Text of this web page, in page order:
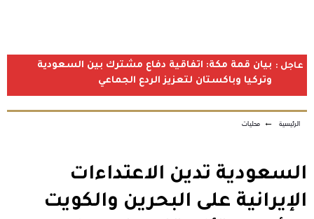
عاجل : بيان قمة مكة: اتفاقية دفاع مشترك بين السعودية
وتركيا وباكستان لتعزيز الردع الجماعي
الرئيسية ← محليات
السعودية تدين الاعتداءات
الإيرانية على البحرين والكويت